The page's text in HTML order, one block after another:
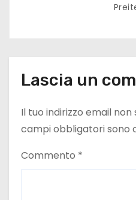
Lascia un
Il tuo indirizzo email
campi obbligatori sono
Commento *